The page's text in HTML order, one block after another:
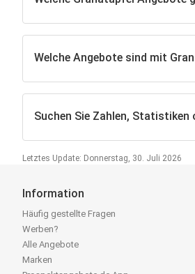
Welche Angebote sind mit
Suchen Sie Zahlen,
Letztes Update: Donnerstag, 30. Juli 2026
Information
Häufig gestellte Fragen
Werben?
Alle Angebote
Marken